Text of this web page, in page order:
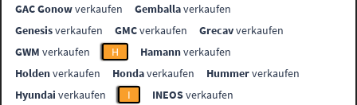
GAC Gonowverkaufen Gemballaverkaufen
Genesisverkaufen GMCverkaufen Grecavverkaufen
GWM verkaufen H Hamannverkaufen
Holdenverkaufen Hondaverkaufen Hummerverkaufen
Hyundai verkaufen I INEOSverkaufen